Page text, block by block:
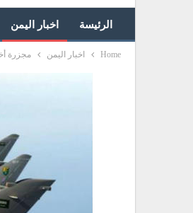
الرئيسة اخبار اليمن
Home اخبار اليمن مجزرة